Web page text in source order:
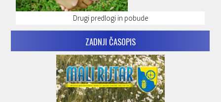
Drugi predlogi in pobude
ZADNJI ČASOPIS